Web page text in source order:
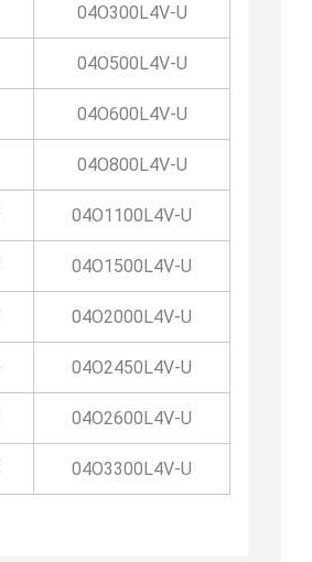
04O300L4V-U
04O500L4V-U
04O600L4V-U
04O800L4V-U
04O1100L4V-U
04O1500L4V-U
04O2000L4V-U
04O2450L4V-U
04O2600L4V-U
04O3300L4V-U